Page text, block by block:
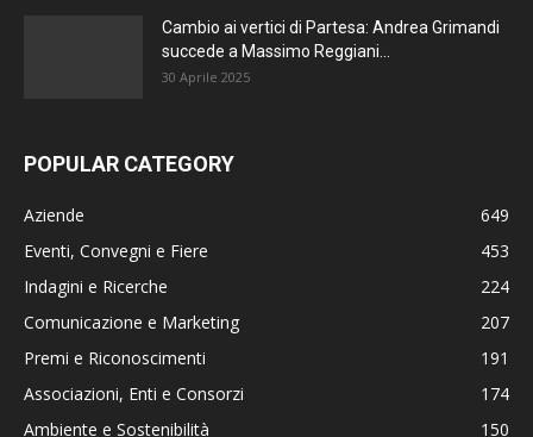
Cambio ai vertici di Partesa: Andrea Grimandi
succede a Massimo Reggiani...
30 Aprile 2025
POPULAR CATEGORY
Aziende
649
Eventi, Convegni e Fiere
453
Indagini e Ricerche
224
Comunicazione e Marketing
207
Premi e Riconoscimenti
191
Associazioni, Enti e Consorzi
174
Ambiente e Sostenibilità
150